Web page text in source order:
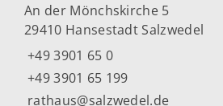
An der Mönchskirche 5
29410 Hansestadt Salzwedel
+49 3901 65 0
+49 3901 65 199
rathaus@salzwedel.de